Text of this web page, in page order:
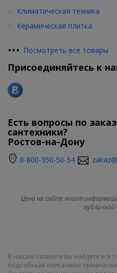
Климатическая техника
Керамическая плитка
••• Посмотреть все товары
Присоединяйтесь к
Есть вопросы по
сантехники?
Ростов-на-Дону
8-800-350-50-54
Цена на сайте носит
В нашем каталоге вы найдете все
подробным описанием